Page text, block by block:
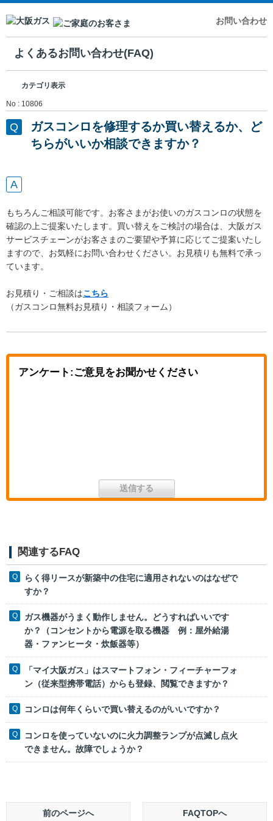
お問い合わせ
よくあるお問い合わせ(FAQ)
カテゴリ表示
No : 10806
ガスコンロを修理するか買い替えるか、ど
ちらがいいか相談できますか？
もちろんご相談可能です。お客さまがお使いのガスコンロの状態を
確認の上ご提案いたします。買い替えをご検討の場合は、大阪ガス
サービスチェーンがお客さまのご要望や予算に応じてご提案いたし
ますので、お気軽にお問い合わせください。お見積りも無料で承っ
ています。
お見積り・ご相談はこちら
（ガスコンロ無料お見積り・相談フォーム）
アンケート:ご意見をお聞かせください
関連するFAQ
らく得リースが新築中の住宅に適用されないのはなぜで
すか？
ガス機器がうまく動作しません。どうすればいいです
か？（コンセントから電源を取る機器 例：屋外給湯
器・ファンヒータ・炊飯器等）
「マイ大阪ガス」はスマートフォン・フィーチャーフォ
ン（従来型携帯電話）からも登録、閲覧できますか？
コンロは何年くらいで買い替えるのがいいですか？
コンロを使っていないのに火力調整ランプが点滅し点火
できません。故障でしょうか？
前のページへ FAQTOPへ